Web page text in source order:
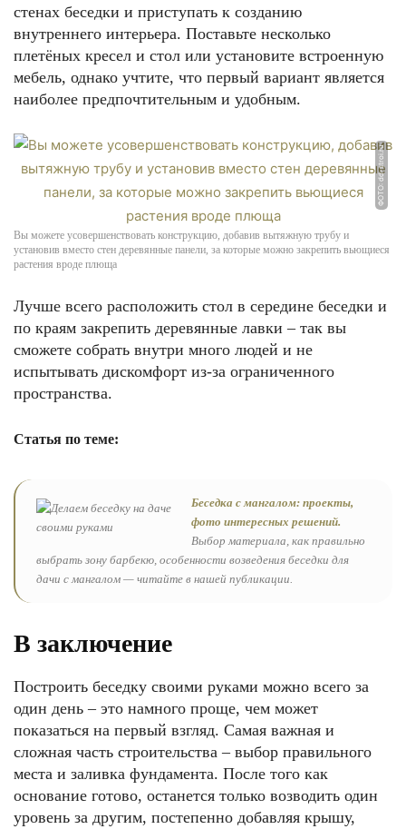
стенах беседки и приступать к созданию
внутреннего интерьера. Поставьте несколько
плетёных кресел и стол или установите встроенную
мебель, однако учтите, что первый вариант является
наиболее предпочтительным и удобным.
ФОТО: dd-stroi.ru
Вы можете усовершенствовать конструкцию, добавив вытяжную трубу и
установив вместо стен деревянные панели, за которые можно закрепить вьющиеся
растения вроде плюща
Лучше всего расположить стол в середине беседки и
по краям закрепить деревянные лавки – так вы
сможете собрать внутри много людей и не
испытывать дискомфорт из-за ограниченного
пространства.
Статья по теме:
Беседка с мангалом: проекты,
фото интересных решений.
Выбор материала, как правильно
выбрать зону барбекю, особенности возведения беседки для
дачи с мангалом — читайте в нашей публикации.
В заключение
Построить беседку своими руками можно всего за
один день – это намного проще, чем может
показаться на первый взгляд. Самая важная и
сложная часть строительства – выбор правильного
места и заливка фундамента. После того как
основание готово, останется только возводить один
уровень за другим, постепенно добавляя крышу,